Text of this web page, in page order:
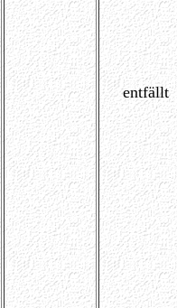
entfällt